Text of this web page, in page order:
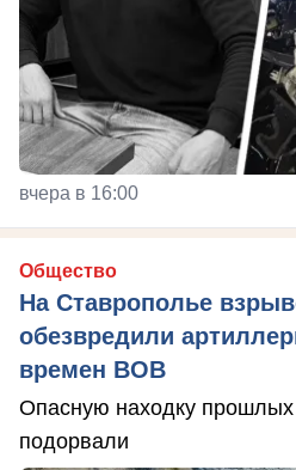
вчера в 16:00
Общество
На Ставрополье
обезвредили
времен ВОВ
Опасную находку прошлых
подорвали